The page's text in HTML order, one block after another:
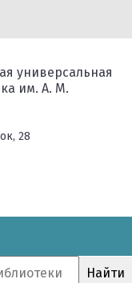
универсальная
им. А. М.
28